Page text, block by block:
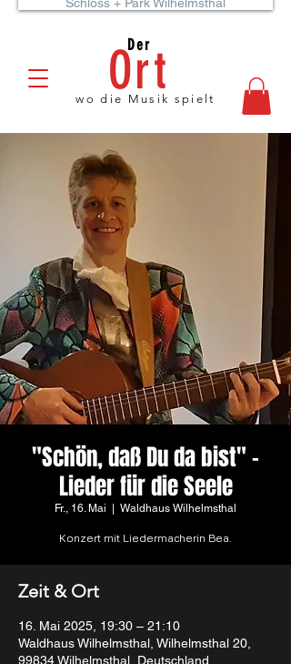
Der
Ort
wo die Musik spielt
"Schön, daß Du da bist" -
Lieder für die Seele
Fr., 16. Mai
  |
Waldhaus Wilhelmsthal
Konzert mit Liedermacherin Bea.
Zeit & Ort
16. Mai 2025, 19:30 – 21:10
Waldhaus Wilhelmsthal, Wilhelmsthal 20,
99834 Wilhelmsthal, Deutschland